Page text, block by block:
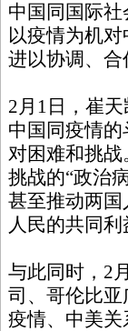
中国同国际
以疫情为机
进以协调、合
2月1日，崔
中国同疫情
对困难和挑
挑战的“政治
甚至推动两国
人民的共同利
与此同时，2
司、哥伦比
疫情、中美